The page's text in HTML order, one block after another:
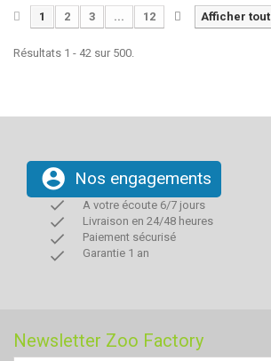
Afficher tout
1 2 3 ... 12
Résultats 1 - 42 sur 500.
account_circle Nos engagements
done A votre écoute 6/7 jours
done Livraison en 24/48 heures
done Paiement sécurisé
done Garantie 1 an
Newsletter Zoo Factory